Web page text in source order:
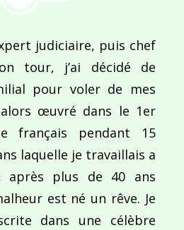
judiciaire, puis chef
tour, j’ai décidé de
pour voler de mes
alors œuvré dans le 1er
français pendant 15
laquelle je travaillais a
après plus de 40 ans
est né un rêve. Je
dans une célèbre